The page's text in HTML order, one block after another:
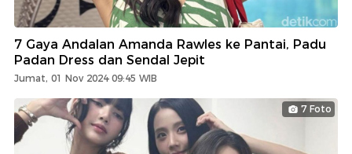
7 Gaya Andalan Amanda Rawles ke Pantai, Padu
Padan Dress dan Sendal Jepit
Jumat, 01 Nov 2024 09:45 WIB
7 Foto